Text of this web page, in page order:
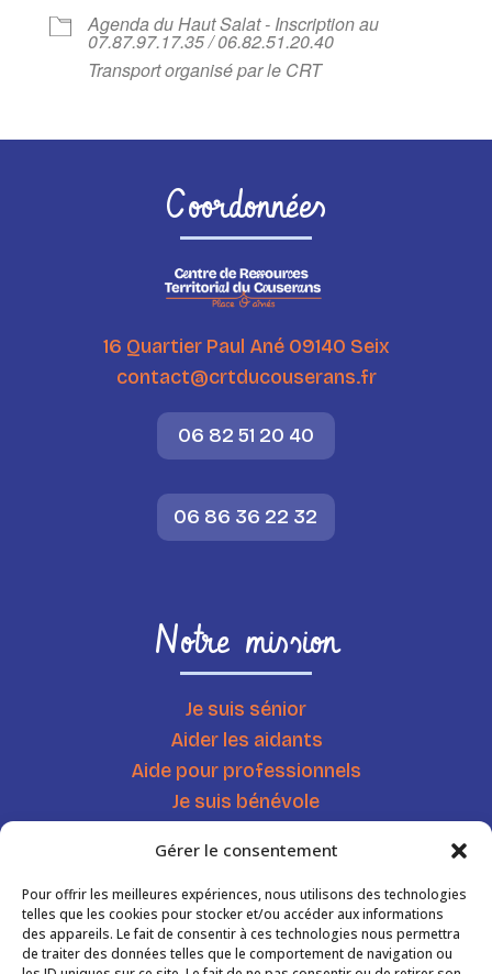
Gérer le consentement
Pour offrir les meilleures expériences, nous utilisons des technologies
telles que les cookies pour stocker et/ou accéder aux informations
des appareils. Le fait de consentir à ces technologies nous permettra
de traiter des données telles que le comportement de navigation ou
Agenda du Haut Salat - Inscription au
07.87.97.17.35 / 06.82.51.20.40
Transport organisé par le CRT
Coordonnées
16 Quartier Paul Ané 09140 Seix
contact@crtducouserans.fr
06 82 51 20 40
06 86 36 22 32
Notre mission
Je suis sénior
Aider les aidants
Aide pour professionnels
Je suis bénévole
Agenda
Actualités